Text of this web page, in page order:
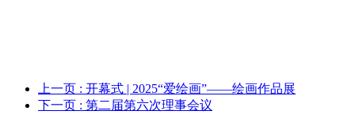
上一页 : 开幕式 | 2025“爱绘画”——绘画作品展
下一页 : 第二届第六次理事会议